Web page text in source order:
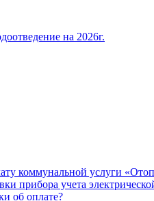
на 2026г.
коммунальной услуги
прибора учета
об оплате?